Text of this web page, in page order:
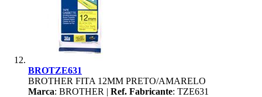
BROTZE631
BROTHER FITA 12MM PRETO/AMARELO
Marca: BROTHER | Ref. Fabricante: TZE631